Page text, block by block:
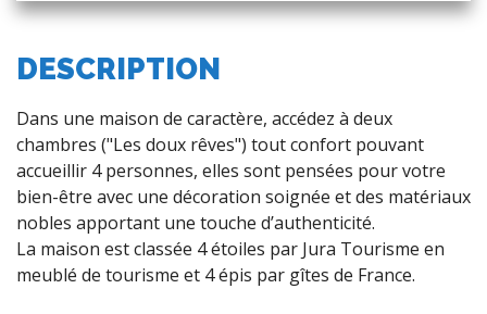
DESCRIPTION
Dans une maison de caractère, accédez à deux
chambres ("Les doux rêves") tout confort pouvant
accueillir 4 personnes, elles sont pensées pour votre
bien-être avec une décoration soignée et des matériaux
nobles apportant une touche d’authenticité.
La maison est classée 4 étoiles par Jura Tourisme en
meublé de tourisme et 4 épis par gîtes de France.